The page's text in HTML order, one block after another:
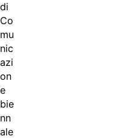
di
Co
mu
nic
azi
on
e
bie
nn
ale